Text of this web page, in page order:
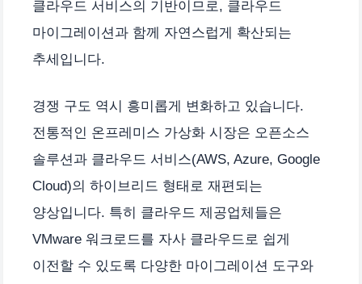
클라우드 서비스의 기반이므로, 클라우드
마이그레이션과 함께 자연스럽게 확산되는
추세입니다.
경쟁 구도 역시 흥미롭게 변화하고 있습니다.
전통적인 온프레미스 가상화 시장은 오픈소스
솔루션과 클라우드 서비스(AWS, Azure, Google
Cloud)의 하이브리드 형태로 재편되는
양상입니다. 특히 클라우드 제공업체들은
VMware 워크로드를 자사 클라우드로 쉽게
이전할 수 있도록 다양한 마이그레이션 도구와